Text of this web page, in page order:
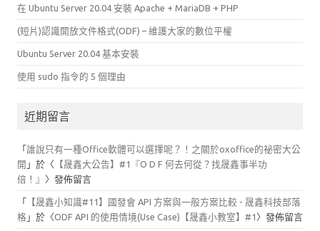
在 Ubuntu Server 20.04 安裝 Apache + MariaDB + PHP
(短片)認識開放文件格式(ODF) – 維護大家的數位平權
Ubuntu Server 20.04 基本安裝
使用 sudo 指令的 5 個理由
近期留言
「誰說只有一種Office軟體可以選擇呢？！之關於oxoffice的祕密大公
開 」於〈 【晟鑫大公告】#1『O D F 何去何從？找晟鑫事半功
倍！』 〉發佈留言
「 【晟鑫小知識#11】國發會 API 方案與一般方案比較 - 晟鑫科技部落
格 」於〈ODF API 的使用情境(Use Case)【晟鑫小教室】#1 〉發佈留言